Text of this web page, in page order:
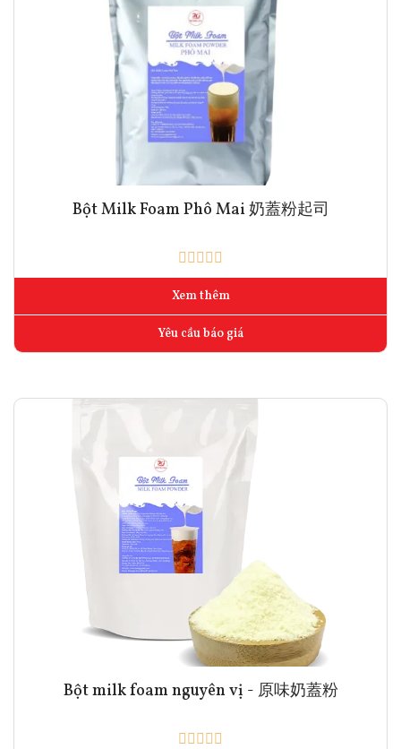
Bột Milk Foam Phô Mai 奶蓋粉起司
Xem thêm
Yêu cầu báo giá
Bột milk foam nguyên vị - 原味奶蓋粉